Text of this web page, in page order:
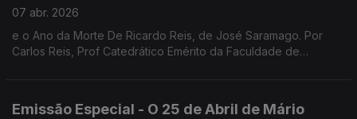
07 abr. 2026
e o Ano da Morte De Ricardo Reis, de José Saramago. Por
Carlos Reis, Prof Catedrático Emérito da Faculdade de
Emissão Especial - O 25 de Abril de Mário